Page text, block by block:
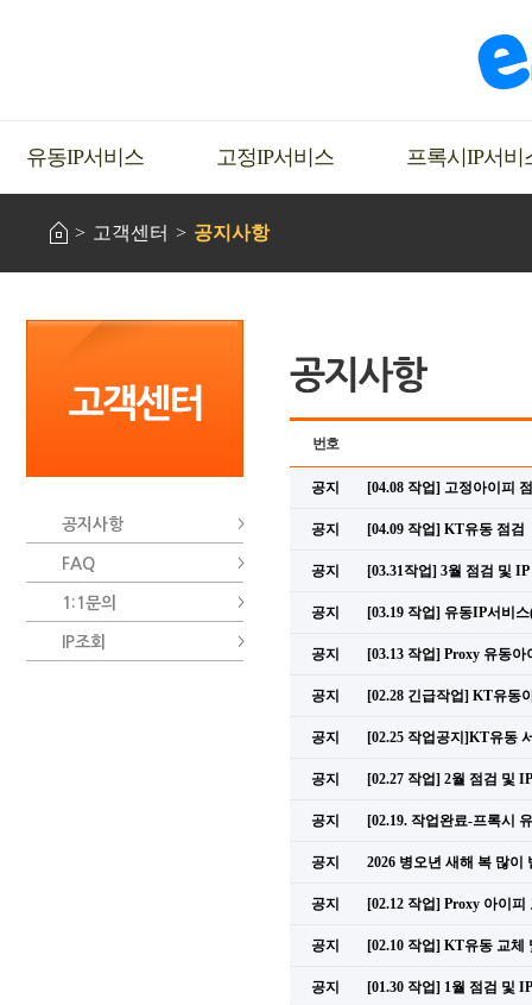
유동IP서비스 고정IP서비스 프록시IP서비
고객센터 공지사항
공지사항
FAQ
1:1문의
IP조회
번호
공지 [04.08 작업] 고정아이피
공지 [04.09 작업] KT유동 점검
공지 [03.31작업] 3월 점검 및
공지 [03.19 작업] 유동IP서비
공지 [03.13 작업] Proxy 유동
공지 [02.28 긴급작업] KT유동
공지 [02.25 작업공지]KT유동
공지 [02.27 작업] 2월 점검 및
공지 [02.19. 작업완료-프록시
공지 2026 병오년 새해 복 많이
공지 [02.12 작업] Proxy 아이
공지 [02.10 작업] KT유동 교체
공지 [01.30 작업] 1월 점검 및